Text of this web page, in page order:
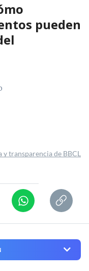
pueden
y transparencia de BBCL